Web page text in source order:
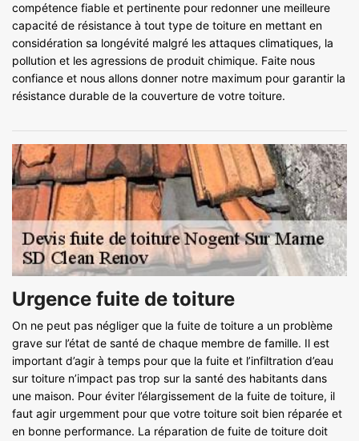
compétence fiable et pertinente pour redonner une meilleure
capacité de résistance à tout type de toiture en mettant en
considération sa longévité malgré les attaques climatiques, la
pollution et les agressions de produit chimique. Faite nous
confiance et nous allons donner notre maximum pour garantir la
résistance durable de la couverture de votre toiture.
Urgence fuite de toiture
On ne peut pas négliger que la fuite de toiture a un problème
grave sur l’état de santé de chaque membre de famille. Il est
important d’agir à temps pour que la fuite et l’infiltration d’eau
sur toiture n’impact pas trop sur la santé des habitants dans
une maison. Pour éviter l’élargissement de la fuite de toiture, il
faut agir urgemment pour que votre toiture soit bien réparée et
en bonne performance. La réparation de fuite de toiture doit